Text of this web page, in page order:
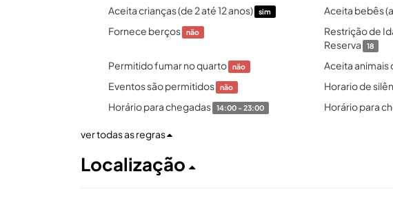
Aceita crianças (de 2 até 12 anos) sim Aceita bebês
Fornece berços não
Restrição de
Reserva
18
Permitido fumar no quarto não Aceita animais
Eventos são permitidos não Horario de
Horário para chegadas 14:00 - 23:00 Horário para
ver todas as regras
Localização